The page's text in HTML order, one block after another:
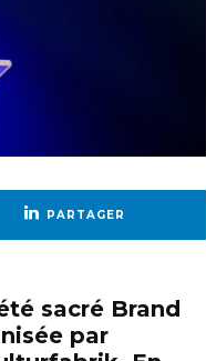
PARTAGER
sacré Brand
par